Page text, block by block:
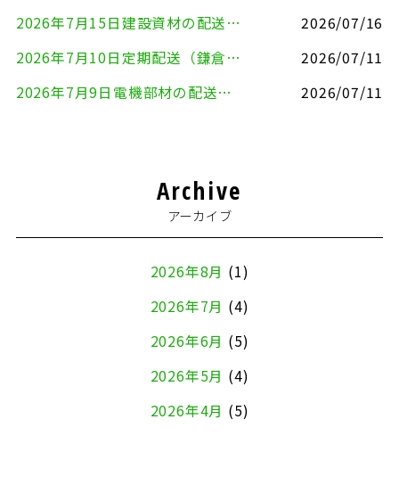
2026年7月15日建設資材の配送（横浜市金沢区⇒横須賀市）
2026/07/16
2026年7月10日定期配送（鎌倉市⇔大田区）
2026/07/11
2026年7月9日電機部材の配送（横浜市戸塚区⇒品川区）
2026/07/11
Archive
アーカイブ
2026年8月 (1)
2026年7月 (4)
2026年6月 (5)
2026年5月 (4)
2026年4月 (5)